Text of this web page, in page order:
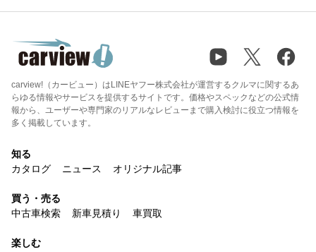
carview!（カービュー）はLINEヤフー株式会社が運営するクルマに関するあ
らゆる情報やサービスを提供するサイトです。価格やスペックなどの公式情
報から、ユーザーや専門家のリアルなレビューまで購入検討に役立つ情報を
多く掲載しています。
知る
カタログ
ニュース オリジナル記事
買う・売る
中古車検索
新車見積り 車買取
楽しむ